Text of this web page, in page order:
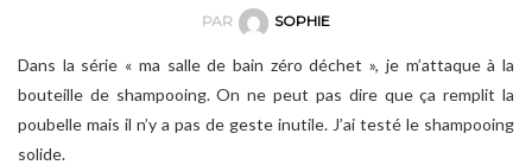
PAR SOPHIE
Dans la série « ma salle de bain zéro déchet », je m’attaque à la
bouteille de shampooing. On ne peut pas dire que ça remplit la
poubelle mais il n’y a pas de geste inutile. J’ai testé le shampooing
solide.